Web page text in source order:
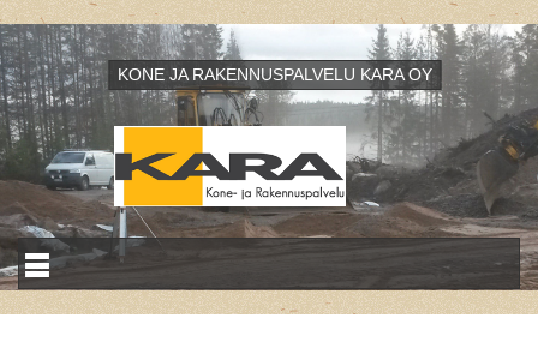
KONE JA RAKENNUSPALVELU KARA OY